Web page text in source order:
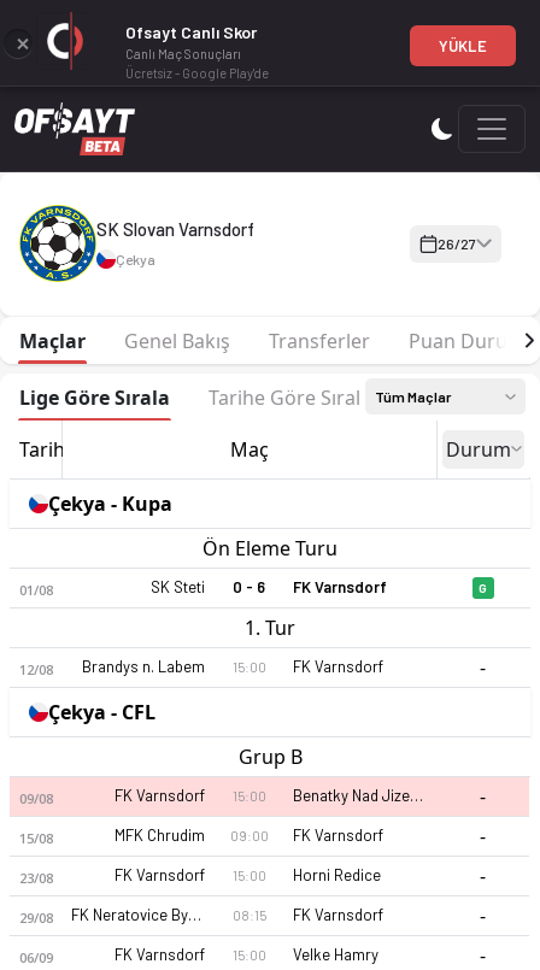
SK Slovan Varnsdorf 26-27 sezonu | CFL Grup B'de 3.
SK Slovan Varnsdorf
Çekya
26/27
Maçlar Genel Bakış Transferler Puan Durumu
Lige Göre Sırala Tarihe Göre Sırala Tüm Maçlar
Tarih Maç Durum
Çekya - Kupa
Ön Eleme Turu
01/08 SK Steti 0 - 6 FK Varnsdorf G
1. Tur
12/08 Brandys n. Labem 15:00 FK Varnsdorf
-
Çekya - CFL
Grup B
09/08 FK Varnsdorf 15:00 Benatky Nad Jizerou -
15/08 MFK Chrudim 09:00 FK Varnsdorf -
23/08 FK Varnsdorf 15:00 Horni Redice -
29/08 FK Neratovice Byskovice 08:15 FK Varnsdorf -
06/09 FK Varnsdorf 15:00 Velke Hamry -
Ofsayt Canlı Skor
Canlı Maç Sonuçları
Ücretsiz - Google Play'de
YÜKLE